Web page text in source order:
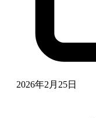
2026年2月25日